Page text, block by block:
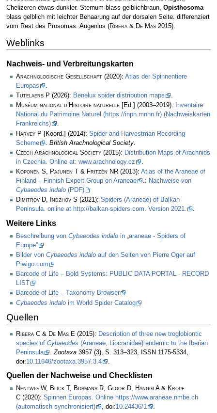
Chelizeren etwas dunkler. Sternum blass-gelblichbraun, Opisthosoma
blass gelblich mit leichter Behaarung auf der dorsalen Seite. differenziert
vom Rest des Prosomas. Augenlos (Ribera & De Mas2015).
Weblinks
Nachweis- und Verbreitungskarten
Arachnologische Gesellschaft (2020): Atlas der Spinnentiere
Europas
.
Tutelaers P (2026): Benelux spider distribution maps
.
Muséum national d’Histoire naturelle [Ed.] (2003–2019):
Inventaire
National du Patrimoine Naturel (https://inpn.mnhn.fr) (Nachweiskarten
Frankreichs)
.
Harvey P [Koord.] (2014): Spider and Harvestman Recording
Scheme
British Arachnological Society
Czech Arachnological Society (2015): Distribution Maps of Arachnids
in Czechia. Online at: www.arachnology.cz
.
Koponen S, Pajunen T & Fritzén NR (2013): Atlas of the Araneae of
Finland – Finnish Expert Group on Araneae
.: Nachweise von
Cybaeodes indalo (PDF)
Dimitrov D, Indzhov S (2021): Spiders (Araneae) of Balkan
Peninsula. online at http://balkan-spiders.com. Version 2021.
.
Weitere Links
Beschreibung von Cybaeodes indalo in „araneae - Spiders of
Europe”
Bilder von Cybaeodes indalo auf den Seiten von Pierre Oger auf
Piwigo.com
Barcode of Life – Bold Systems: PUBLIC DATA PORTAL - RECORD
LIST
Barcode of Life – Taxonomy Browser
Cybaeodes indalo im World Spider Catalog
Quellen
Ribera C & De Mas E (2015): Description of three new troglobiontic
species of Cybaeodes (Araneae, Liocranidae) endemic to the Iberian
Peninsula
.Zootaxa 3957 (3), S. 313–323, ISSN 1175-5334,
doi:10.11646/zootaxa.3957.3.4 .
Quellen der Nachweise und Checklisten
Nentwig W, Blick T, Bosmans R, Gloor D, Hänggi A & Kropf
C (2020): Spinnen Europas. Online https://www.araneae.nmbe.ch
(automatisch synchronisiert)
, doi:10.24436/1 .